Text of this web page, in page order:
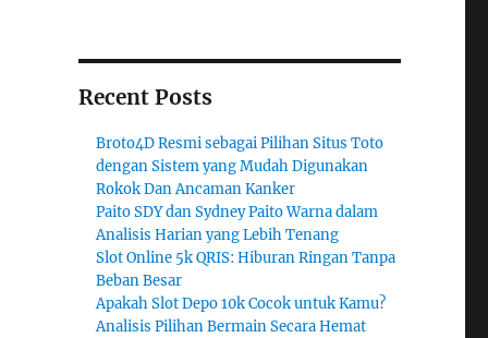
Recent Posts
Broto4D Resmi sebagai Pilihan Situs Toto
dengan Sistem yang Mudah Digunakan
Rokok Dan Ancaman Kanker
Paito SDY dan Sydney Paito Warna dalam
Analisis Harian yang Lebih Tenang
Slot Online 5k QRIS: Hiburan Ringan Tanpa
Beban Besar
Apakah Slot Depo 10k Cocok untuk Kamu?
Analisis Pilihan Bermain Secara Hemat